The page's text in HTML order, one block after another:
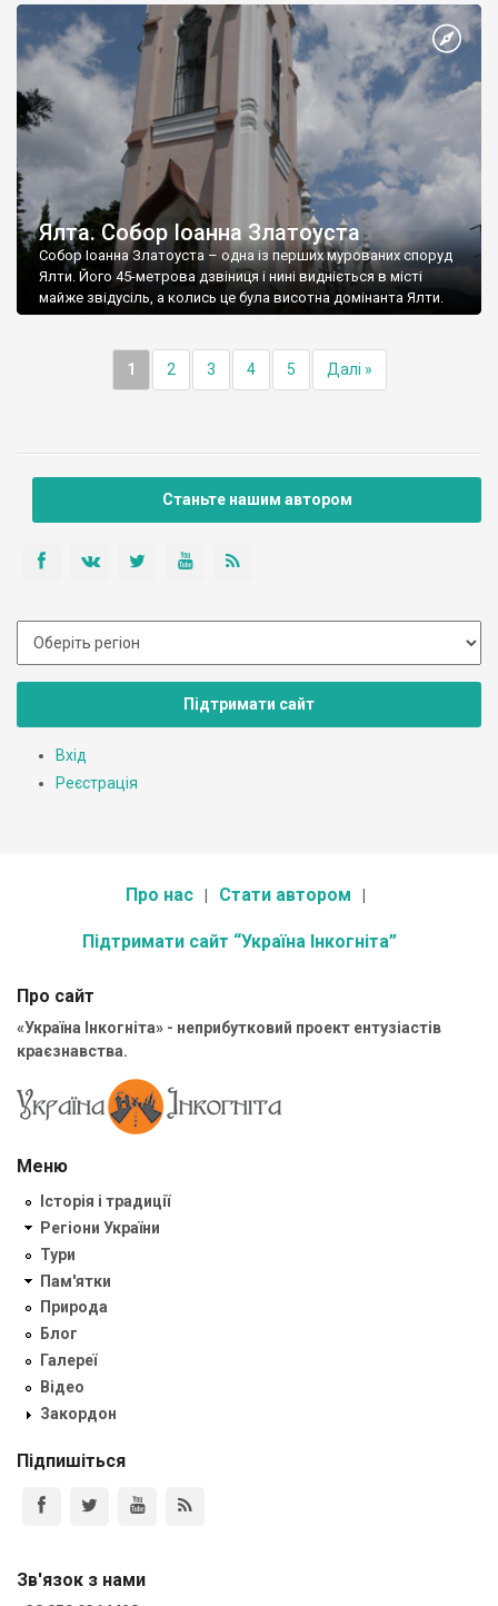
Ялта. Собор Іоанна Златоуста
Собор Іоанна Златоуста – одна із перших мурованих споруд
Ялти. Його 45-метрова дзвіниця і нині видніється в місті
майже звідусіль, а колись це була висотна домінанта Ялти.
1 2 3 4 5 Далі »
Станьте нашим автором
Підтримати сайт
Вхід
Реєстрація
Про нас Стати автором
Підтримати сайт “Україна Інкогніта”
Про сайт
«Україна Інкогніта» - неприбутковий проект ентузіастів
краєзнавства.
Меню
Історія і традиції
Регіони України
Тури
Пам'ятки
Природа
Блог
Галереї
Відео
Закордон
Підпишіться
Зв'язок з нами